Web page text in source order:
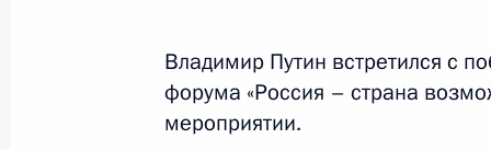
Форум «Россия – страна
15 марта 2018 года, 18:00 Москва
Владимир Путин встретился с
форума «Россия – страна
мероприятии.